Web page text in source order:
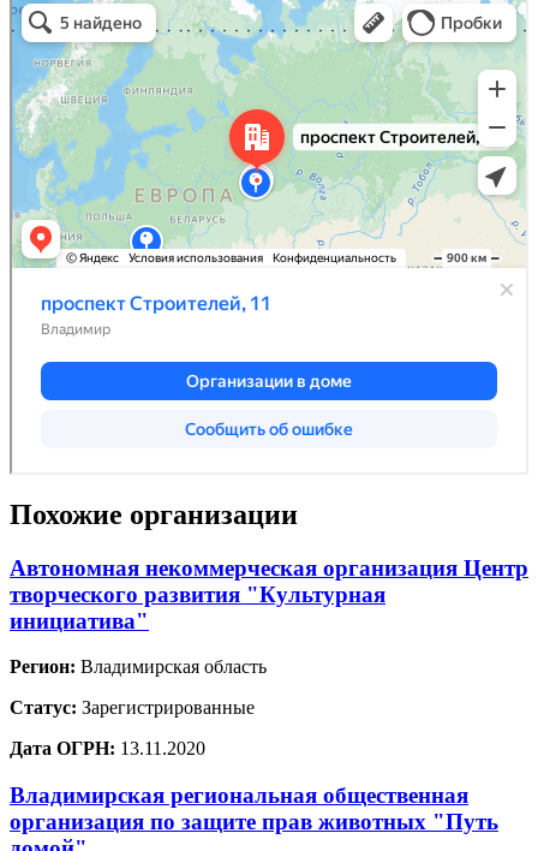
Похожие организации
Автономная некоммерческая организация Центр
творческого развития "Культурная
инициатива"
Регион: Владимирская область
Статус: Зарегистрированные
Дата ОГРН: 13.11.2020
Владимирская региональная общественная
организация по защите прав животных "Путь